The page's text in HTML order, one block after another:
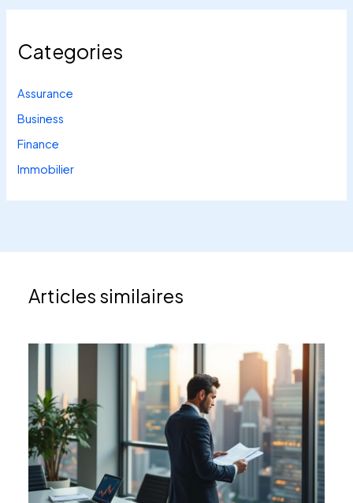
Categories
Assurance
Business
Finance
Immobilier
Articles similaires